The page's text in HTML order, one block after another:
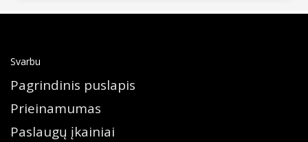
Svarbu
Pagrindinis puslapis
Prieinamumas
Paslaugų įkainiai